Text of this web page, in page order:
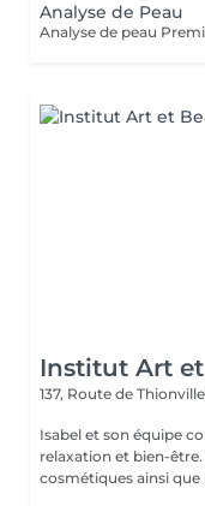
Analyse de Peau
Institut Art
137, Route de Thionville
Isabel et son équipe
relaxation et bien-être. Les meilleures marques esthétiques et
cosmétiques ainsi que